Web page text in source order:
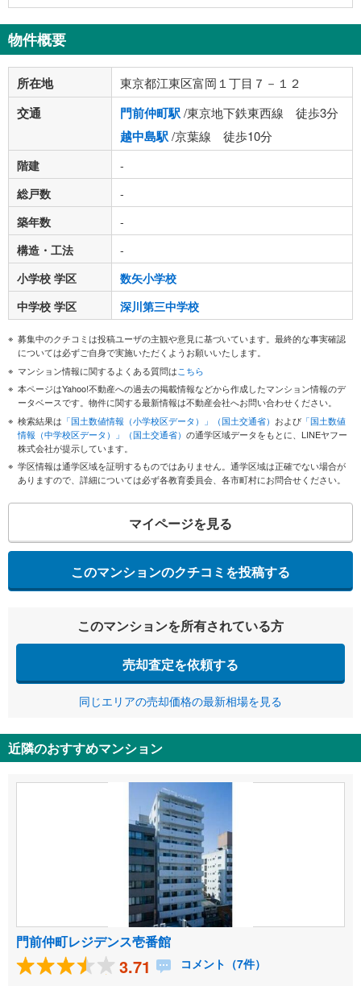
物件概要
所在地 東京都江東区富岡１丁目７－１２
交通 門前仲町駅/東京地下鉄東西線 徒歩3分
越中島駅/京葉線 徒歩10分
階建
-
総戸数
-
築年数
-
構造・工法
-
小学校 学区
数矢小学校
中学校 学区
深川第三中学校
募集中のクチコミは投稿ユーザの主観や意見に基づいています。最終的な事実確認
については必ずご自身で実施いただくようお願いいたします。
マンション情報に関するよくある質問はこちら
本ページはYahoo!不動産への過去の掲載情報などから作成したマンション情報のデ
ータベースです。物件に関する最新情報は不動産会社へお問い合わせください。
検索結果は 「国土数値情報（小学校区データ）」（国土交通省） および 「国土数値
情報（中学校区データ）」（国土交通省） の通学区域データをもとに、LINEヤフー
株式会社が提示しています。
学区情報は通学区域を証明するものではありません。通学区域は正確でない場合が
ありますので、詳細については必ず各教育委員会、各市町村にお問合せください。
マイページを見る
このマンションのクチコミを投稿する
このマンションを所有されている方
売却査定を依頼する
同じエリアの売却価格の最新相場を見る
近隣のおすすめマンション
門前仲町レジデンス壱番館
3.71 コメント（7件）